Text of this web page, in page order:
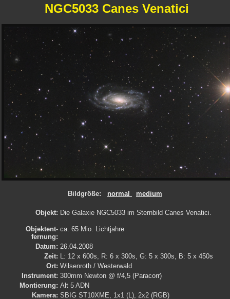
NGC5033 Canes Venatici
Bildgröße: normal medium
Objekt: Die Galaxie NGC5033 im Sternbild Canes Venatici.
Objektent­
fernung:
ca. 65 Mio. Lichtjahre
Datum: 26.04.2008
Zeit: L: 12 x 600s, R: 6 x 300s, G: 5 x 300s, B: 5 x 450s
Ort: Wilsenroth / Westerwald
Instrument: 300mm Newton @ f/4,5 (Paracorr)
Montierung: Alt 5 ADN
Kamera: SBIG ST10XME, 1x1 (L), 2x2 (RGB)